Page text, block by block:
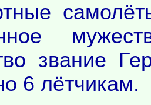
звание
6 лётчикам.